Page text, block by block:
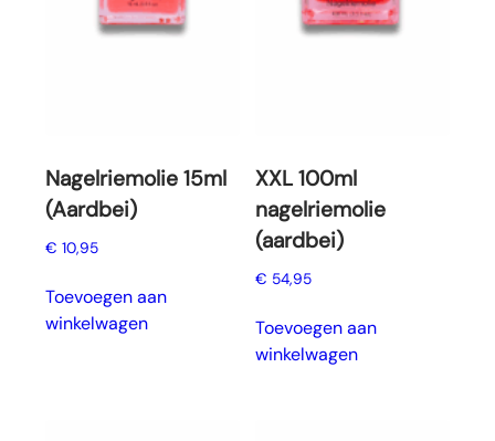
Nagelriemolie 15ml
(Aardbei)
€ 10,95
Toevoegen aan
winkelwagen
XXL 100ml
nagelriemolie
(aardbei)
€ 54,95
Toevoegen aan
winkelwagen